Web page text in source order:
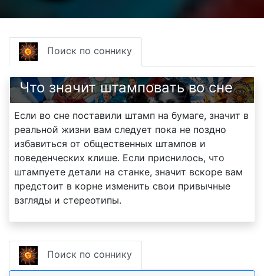
Поиск по соннику
Что значит штамповать во сне
Если во сне поставили штамп на бумаге, значит в
реальной жизни вам следует пока не поздно
избавиться от общественных штампов и
поведенческих клише. Если приснилось, что
штампуете детали на станке, значит вскоре вам
предстоит в корне изменить свои привычные
взгляды и стереотипы.
Поиск по соннику